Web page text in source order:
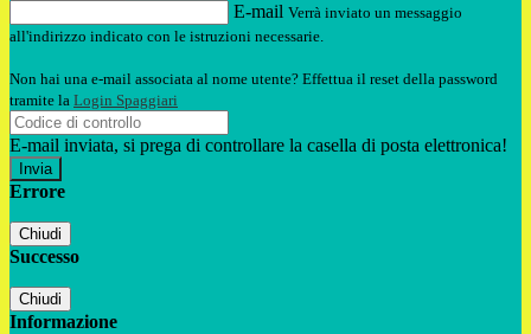
E-mail Verrà inviato un messaggio
all'indirizzo indicato con le istruzioni necessarie.
Non hai una e-mail associata al nome utente? Effettua il reset della password
tramite la Login Spaggiari
E-mail inviata, si prega di controllare la casella di posta elettronica!
Errore
Chiudi
Successo
Chiudi
Informazione